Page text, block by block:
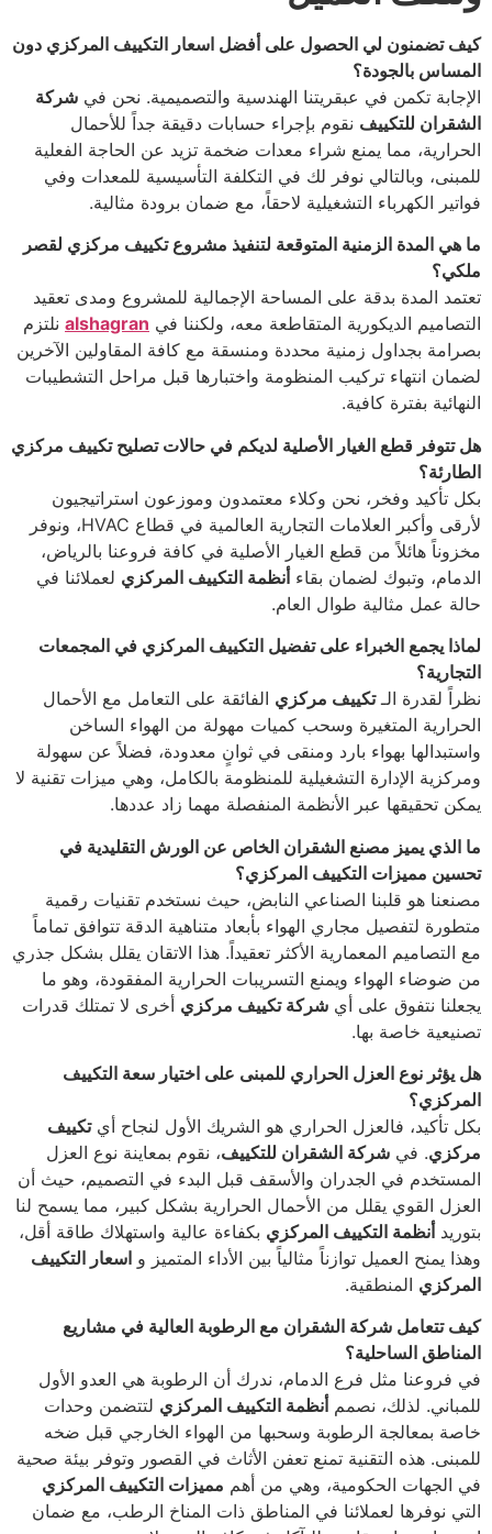
كيف تضمنون لي الحصول على أفضل اسعار التكييف المركزي دون
المساس بالجودة؟
الإجابة تكمن في عبقريتنا الهندسية والتصميمية. نحن في شركة
الشقران للتكييف نقوم بإجراء حسابات دقيقة جداً للأحمال
الحرارية، مما يمنع شراء معدات ضخمة تزيد عن الحاجة الفعلية
للمبنى، وبالتالي نوفر لك في التكلفة التأسيسية للمعدات وفي
فواتير الكهرباء التشغيلية لاحقاً، مع ضمان برودة مثالية.
ما هي المدة الزمنية المتوقعة لتنفيذ مشروع تكييف مركزي لقصر
ملكي؟
تعتمد المدة بدقة على المساحة الإجمالية للمشروع ومدى تعقيد
التصاميم الديكورية المتقاطعة معه، ولكننا في alshagran نلتزم
بصرامة بجداول زمنية محددة ومنسقة مع كافة المقاولين الآخرين
لضمان انتهاء تركيب المنظومة واختبارها قبل مراحل التشطيبات
النهائية بفترة كافية.
هل تتوفر قطع الغيار الأصلية لديكم في حالات تصليح تكييف مركزي
الطارئة؟
بكل تأكيد وفخر، نحن وكلاء معتمدون وموزعون استراتيجيون
لأرقى وأكبر العلامات التجارية العالمية في قطاع HVAC، ونوفر
مخزوناً هائلاً من قطع الغيار الأصلية في كافة فروعنا بالرياض،
الدمام، وتبوك لضمان بقاءأنظمة التكييف المركزي لعملائنا في
حالة عمل مثالية طوال العام.
لماذا يجمع الخبراء على تفضيل التكييف المركزي في المجمعات
التجارية؟
نظراً لقدرة الـتكييف مركزي الفائقة على التعامل مع الأحمال
الحرارية المتغيرة وسحب كميات مهولة من الهواء الساخن
واستبدالها بهواء بارد ومنقى في ثوانٍ معدودة، فضلاً عن سهولة
ومركزية الإدارة التشغيلية للمنظومة بالكامل، وهي ميزات تقنية لا
يمكن تحقيقها عبر الأنظمة المنفصلة مهما زاد عددها.
ما الذي يميز مصنع الشقران الخاص عن الورش التقليدية في
تحسين مميزات التكييف المركزي؟
مصنعنا هو قلبنا الصناعي النابض، حيث نستخدم تقنيات رقمية
متطورة لتفصيل مجاري الهواء بأبعاد متناهية الدقة تتوافق تماماً
مع التصاميم المعمارية الأكثر تعقيداً. هذا الاتقان يقلل بشكل جذري
من ضوضاء الهواء ويمنع التسريبات الحرارية المفقودة، وهو ما
يجعلنا نتفوق على أي شركة تكييف مركزي أخرى لا تمتلك قدرات
تصنيعية خاصة بها.
هل يؤثر نوع العزل الحراري للمبنى على اختيار سعة التكييف
المركزي؟
بكل تأكيد، فالعزل الحراري هو الشريك الأول لنجاح أيتكييف
مركزي. في شركة الشقران للتكييف، نقوم بمعاينة نوع العزل
المستخدم في الجدران والأسقف قبل البدء في التصميم، حيث أن
العزل القوي يقلل من الأحمال الحرارية بشكل كبير، مما يسمح لنا
بتوريدأنظمة التكييف المركزي بكفاءة عالية واستهلاك طاقة أقل،
وهذا يمنح العميل توازناً مثالياً بين الأداء المتميز و اسعار التكييف
المركزي المنطقية.
كيف تتعامل شركة الشقران مع الرطوبة العالية في مشاريع
المناطق الساحلية؟
في فروعنا مثل فرع الدمام، ندرك أن الرطوبة هي العدو الأول
للمباني. لذلك، نصمم أنظمة التكييف المركزي لتتضمن وحدات
خاصة بمعالجة الرطوبة وسحبها من الهواء الخارجي قبل ضخه
للمبنى. هذه التقنية تمنع تعفن الأثاث في القصور وتوفر بيئة صحية
في الجهات الحكومية، وهي من أهم مميزات التكييف المركزي
التي نوفرها لعملائنا في المناطق ذات المناخ الرطب، مع ضمان